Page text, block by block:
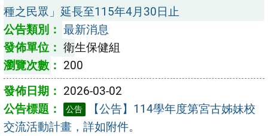
種之民眾」延長至115年4月30日止
最新消息
衛生保健組
200
2026-03-02
公告
【公告】114學年度第宮古姊妹校
交流活動計畫，詳如附件。